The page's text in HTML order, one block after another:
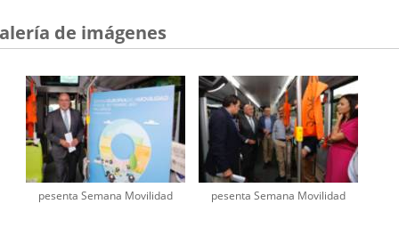
de imágenes
pesenta Semana Movilidad pesenta Semana Movilidad